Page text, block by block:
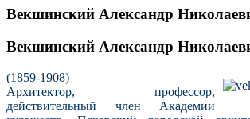
Векшинский Александр
Векшинский Александр
(1859-1908)
Архитектор, профессор,
действительный член Академии